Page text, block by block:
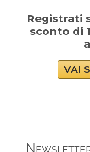
Registrati
sconto di
VAI